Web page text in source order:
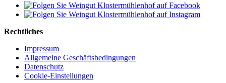
Rechtliches
Impressum
Allgemeine Geschäftsbedingungen
Datenschutz
Cookie-Einstellungen